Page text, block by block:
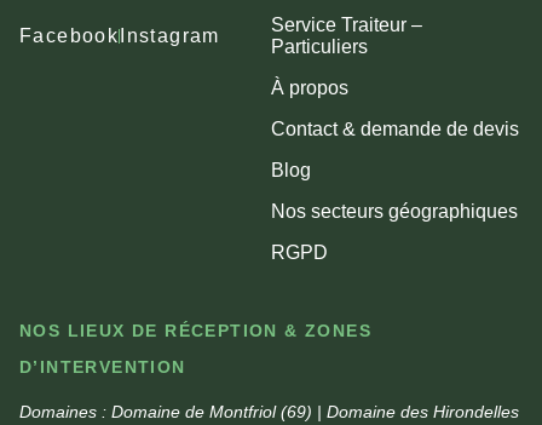
Facebook Instagram
Service Traiteur –
Particuliers
À propos
Contact & demande de devis
Blog
Nos secteurs géographiques
RGPD
NOS LIEUX DE RÉCEPTION & ZONES
D’INTERVENTION
Domaines : Domaine de Montfriol (69) | Domaine des Hirondelles